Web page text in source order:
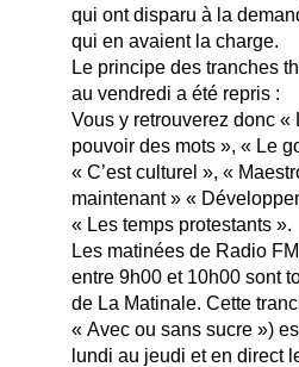
qui ont disparu à la
qui en avaient la charge.
Le principe des tranches
au vendredi a été repris :
Vous y retrouverez donc
pouvoir des mots », « Le
« C’est culturel », «
maintenant » «
« Les temps protestants ».
Les matinées de Radio
entre 9h00 et 10h00 sont
de La Matinale. Cette
« Avec ou sans sucre »)
lundi au jeudi et en direct